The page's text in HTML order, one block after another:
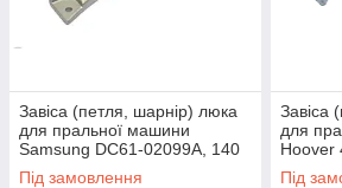
Завіса (петля, шарнір) люка
для пральної машини
Samsung DC61-02099A, 140
мм
Під замовлення
Завіса
для
Hoover
136 мм
Під